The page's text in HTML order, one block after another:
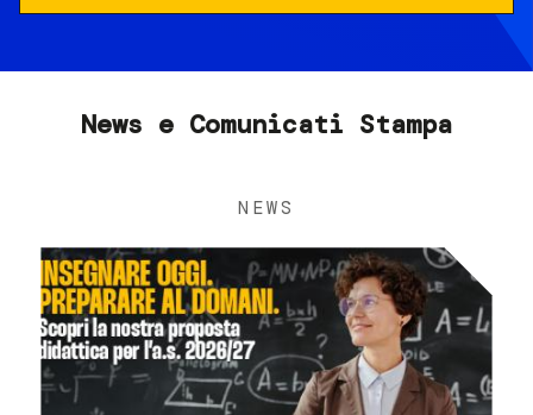
News e Comunicati Stampa
NEWS